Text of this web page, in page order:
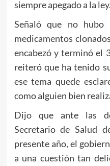
siempre apegado a la ley.
Señaló que no hubo
medicamentos
encabezó y terminó el
reiteró que ha tenido
ese tema quede
como alguien bien
Dijo que ante las
Secretario de Salud
presente año, el
a una cuestión tan